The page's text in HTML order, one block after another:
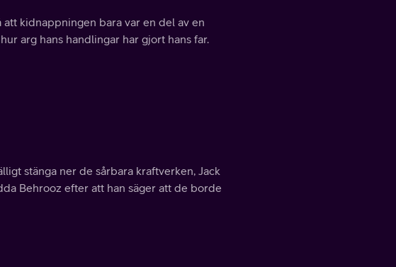
kidnappningen bara var en del av en
arg hans handlingar har gjort hans far.
stänga ner de sårbara kraftverken, Jack
Behrooz efter att han säger att de borde